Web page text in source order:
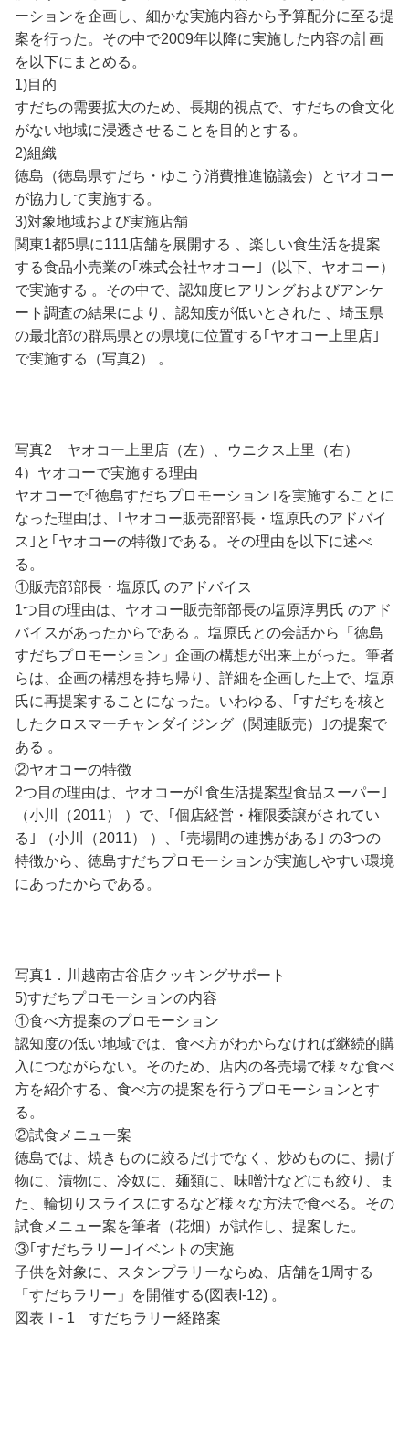
ーションを企画し、細かな実施内容から予算配分に至る提
案を行った。その中で2009年以降に実施した内容の計画
を以下にまとめる。
1)目的
すだちの需要拡大のため、長期的視点で、すだちの食文化
がない地域に浸透させることを目的とする。
2)組織
徳島（徳島県すだち・ゆこう消費推進協議会）とヤオコー
が協力して実施する。
3)対象地域および実施店舗
関東1都5県に111店舗を展開する 、楽しい食生活を提案
する食品小売業の｢株式会社ヤオコー｣（以下、ヤオコー）
で実施する 。その中で、認知度ヒアリングおよびアンケ
ート調査の結果により、認知度が低いとされた 、埼玉県
の最北部の群馬県との県境に位置する｢ヤオコー上里店｣
で実施する（写真2） 。
写真2 ヤオコー上里店（左）、ウニクス上里（右）
4）ヤオコーで実施する理由
ヤオコーで｢徳島すだちプロモーション｣を実施することに
なった理由は、｢ヤオコー販売部部長・塩原氏のアドバイ
ス｣と｢ヤオコーの特徴｣である。その理由を以下に述べ
る。
①販売部部長・塩原氏 のアドバイス
1つ目の理由は、ヤオコー販売部部長の塩原淳男氏 のアド
バイスがあったからである 。塩原氏との会話から「徳島
すだちプロモーション」企画の構想が出来上がった。筆者
らは、企画の構想を持ち帰り、詳細を企画した上で、塩原
氏に再提案することになった。いわゆる、｢すだちを核と
したクロスマーチャンダイジング（関連販売）｣の提案で
ある 。
②ヤオコーの特徴
2つ目の理由は、ヤオコーが｢食生活提案型食品スーパー｣
（小川（2011） ）で、｢個店経営・権限委譲がされてい
る｣ （小川（2011） ）、｢売場間の連携がある｣ の3つの
特徴から、徳島すだちプロモーションが実施しやすい環境
にあったからである。
写真1．川越南古谷店クッキングサポート
5)すだちプロモーションの内容
①食べ方提案のプロモーション
認知度の低い地域では、食べ方がわからなければ継続的購
入につながらない。そのため、店内の各売場で様々な食べ
方を紹介する、食べ方の提案を行うプロモーションとす
る。
②試食メニュー案
徳島では、焼きものに絞るだけでなく、炒めものに、揚げ
物に、漬物に、冷奴に、麺類に、味噌汁などにも絞り、ま
た、輪切りスライスにするなど様々な方法で食べる。その
試食メニュー案を筆者（花畑）が試作し、提案した。
③｢すだちラリー｣イベントの実施
子供を対象に、スタンプラリーならぬ、店舗を1周する
「すだちラリー」を開催する(図表I-12) 。
図表Ⅰ- 1 すだちラリー経路案